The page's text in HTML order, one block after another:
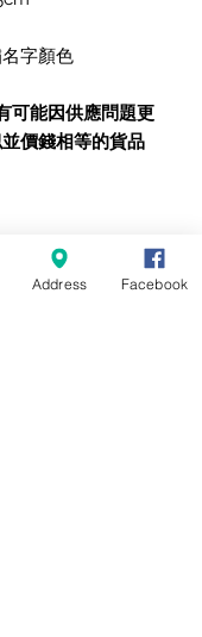
字顏色
可能因供應問題更
價錢相等的貨品
Quality Towel
x2
Address Facebook